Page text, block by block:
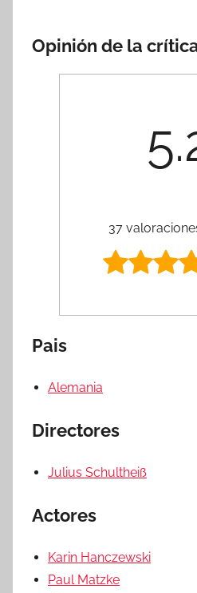
Opinión de la
37
Pais
Alemania
Directores
Julius Schultheiß
Actores
Karin Hanczewski
Paul Matzke